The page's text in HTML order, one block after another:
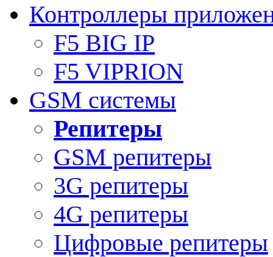
Контроллеры
F5 BIG IP
F5 VIPRION
GSM системы
Репитеры
GSM репитеры
3G репитеры
4G репитеры
Цифровые репитеры